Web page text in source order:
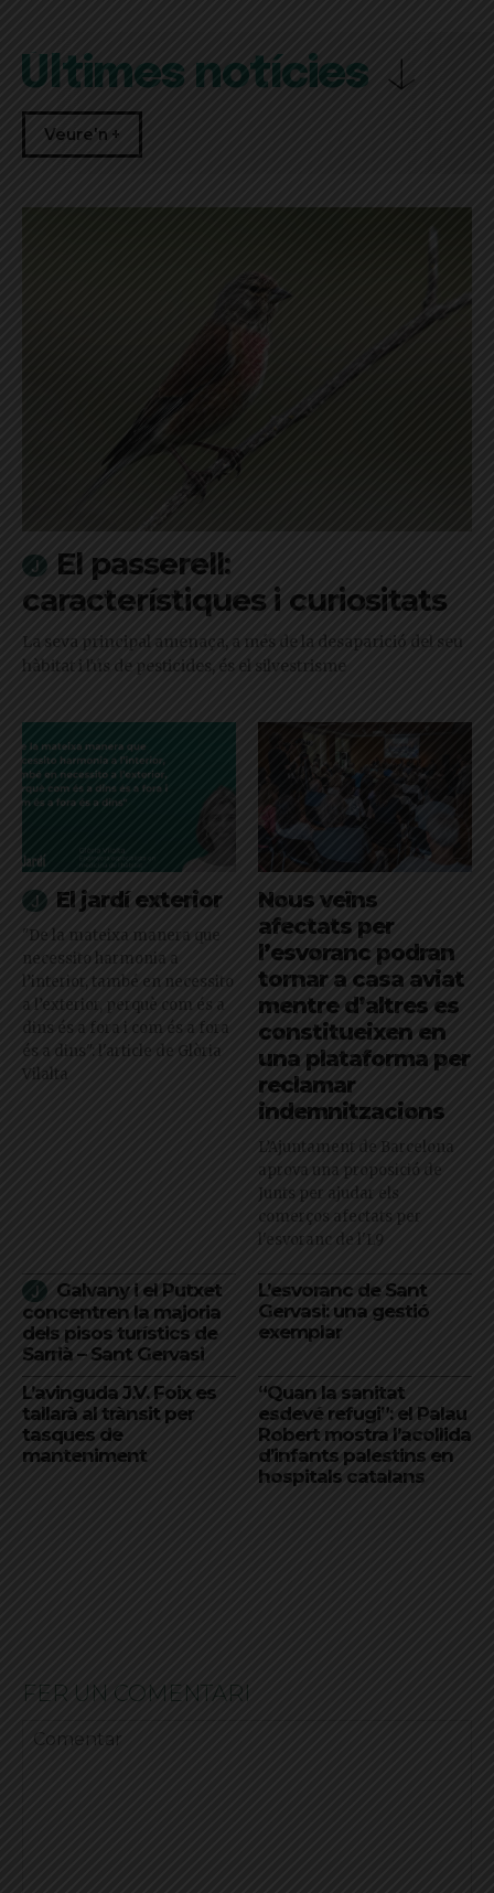
Últimes notícies
Veure'n +
El passerell:
característiques i curiositats
La seva principal amenaça, a més de la desaparició del seu
hàbitat i l'ús de pesticides, és el silvestrisme
El jardí exterior
"De la mateixa manera que
necessito harmonia a
l’interior, també en necessito
a l’exterior, perquè com és a
dins és a fora i com és a fora
és a dins": l'article de Glòria
Vilalta
Nous veïns
afectats per
l’esvoranc podran
tornar a casa aviat
mentre d’altres es
constitueixen en
una plataforma per
reclamar
indemnitzacions
L’Ajuntament de Barcelona
aprova una proposició de
Junts per ajudar els
comerços afectats per
l'esvoranc de l'L9
Galvany i el Putxet
concentren la majoria
dels pisos turístics de
Sarrià – Sant Gervasi
L’esvoranc de Sant
Gervasi: una gestió
exemplar
L’avinguda J.V. Foix es
tallarà al trànsit per
tasques de
manteniment
“Quan la sanitat
esdevé refugi”: el Palau
Robert mostra l’acollida
d’infants palestins en
hospitals catalans
FER UN COMENTARI